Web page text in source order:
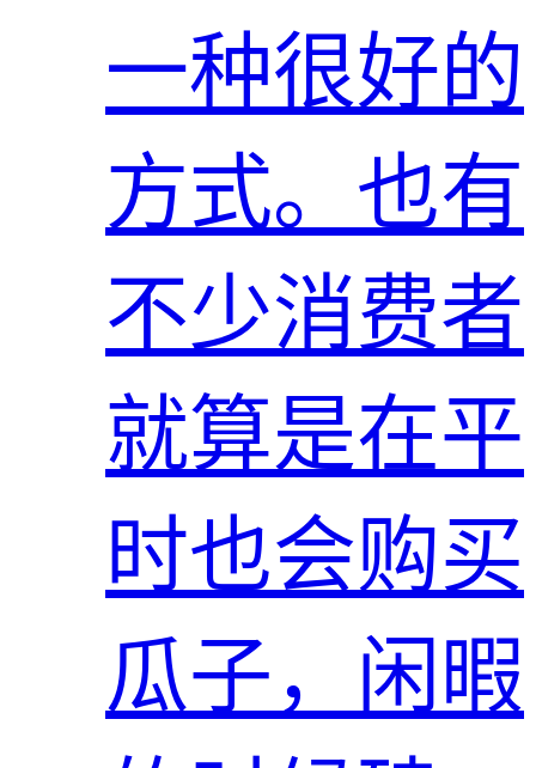
一种很好的
方式。也有
不少消费者
就算是在平
时也会购买
瓜子，闲暇